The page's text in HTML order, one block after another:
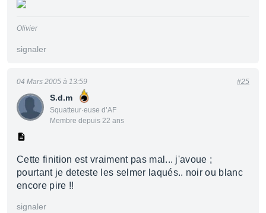
Olivier
signaler
S.d.m
Squatteur·euse d’AF
Membre depuis 22 ans
04 Mars 2005 à 13:59 #25
Cette finition est vraiment pas mal... j'avoue ;
pourtant je deteste les selmer laqués.. noir ou blanc
encore pire !!
signaler